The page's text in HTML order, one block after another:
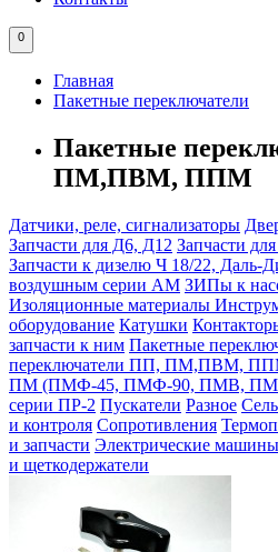
0
Главная
Пакетные переключатели
Пакетные
ПМ,ПВМ, ППМ
Датчики, реле, сигнализаторы
Запчасти для Д6, Д12 Запчасти
Запчасти к дизелю Ч 18/22, Даль-
воздушным серии АМ ЗИПы к
Изоляционные материалы
оборудование Катушки
запчасти к ним Пакетные
переключатели ПП, ПМ,ПВМ,
ПМ (ПМФ-45, ПМФ-90, ПМВ,
серии ПР-2 Пускатели Разное
и контроля Сопротивления
и запчасти Электрические
и щеткодержатели